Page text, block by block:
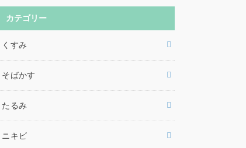
カテゴリー
くすみ
そばかす
たるみ
ニキビ